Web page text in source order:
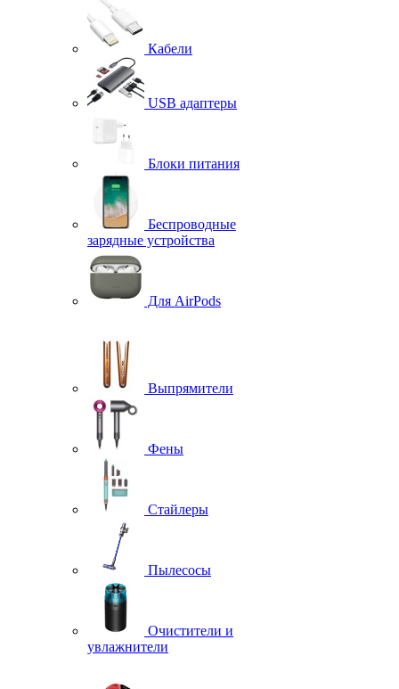
Кабели
USB адаптеры
Блоки питания
Беспроводные
зарядные устройства
Для AirPods
Выпрямители
Фены
Стайлеры
Пылесосы
Очистители и
увлажнители